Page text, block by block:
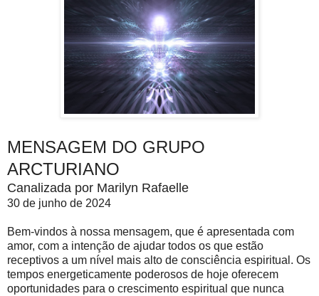
MENSAGEM DO GRUPO
ARCTURIANO
Canalizada por Marilyn Rafaelle
30 de junho de 2024
Bem-vindos à nossa mensagem, que é apresentada com
amor, com a intenção de ajudar todos os que estão
receptivos a um nível mais alto de consciência espiritual. Os
tempos energeticamente poderosos de hoje oferecem
oportunidades para o crescimento espiritual que nunca